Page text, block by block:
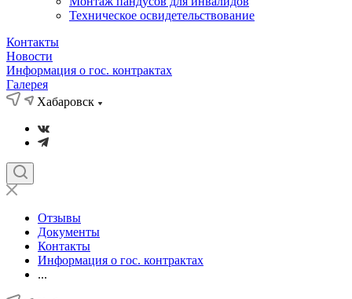
Техническое освидетельствование
Контакты
Новости
Информация о гос. контрактах
Галерея
Хабаровск
Отзывы
Документы
Контакты
Информация о гос. контрактах
...